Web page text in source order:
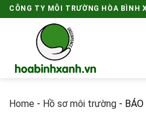
Skip
to
CÔNG TY MÔI TRƯỜNG HÒA BÌNH
Home - Hồ sơ môi trường -